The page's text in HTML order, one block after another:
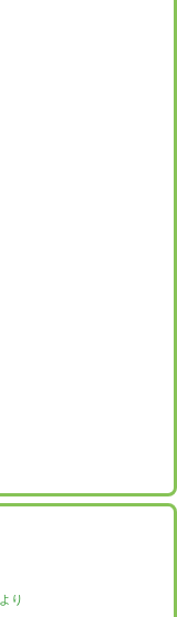
より